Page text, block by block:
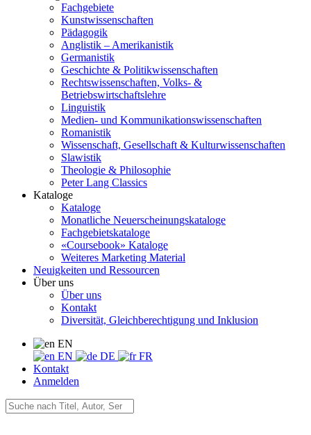
Fachgebiete
Kunstwissenschaften
Pädagogik
Anglistik – Amerikanistik
Germanistik
Geschichte & Politikwissenschaften
Rechtswissenschaften, Volks- &
Betriebswirtschaftslehre
Linguistik
Medien- und Kommunikationswissenschaften
Romanistik
Wissenschaft, Gesellschaft & Kulturwissenschaften
Slawistik
Theologie & Philosophie
Peter Lang Classics
Kataloge
Kataloge
Monatliche Neuerscheinungskataloge
Fachgebietskataloge
«Coursebook» Kataloge
Weiteres Marketing Material
Neuigkeiten und Ressourcen
Über uns
Über uns
Kontakt
Diversität, Gleichberechtigung und Inklusion
EN
EN
DE
FR
Kontakt
Anmelden